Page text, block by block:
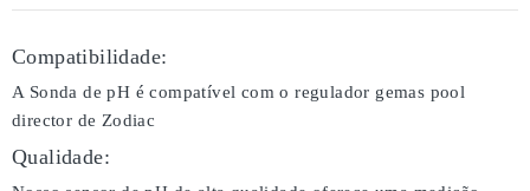
Compatibilidade:
A Sonda de pH é compatível com o regulador gemas pool
director de Zodiac
Qualidade: